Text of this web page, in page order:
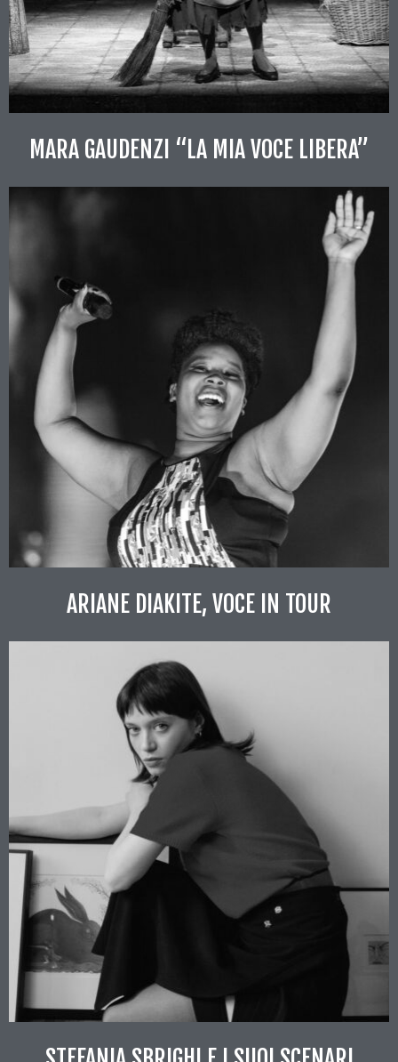
MARA GAUDENZI “LA MIA VOCE LIBERA”
ARIANE DIAKITE, VOCE IN TOUR